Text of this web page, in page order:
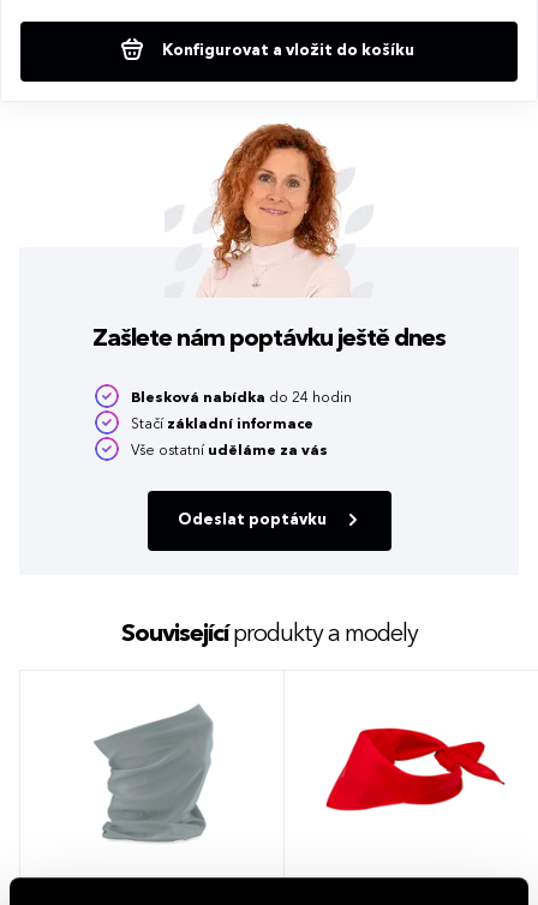
Konfigurovat a vložit do košíku
Zašlete nám poptávku ještě dnes
Blesková nabídka do 24 hodin
Stačí základní informace
Vše ostatní uděláme za vás
Odeslat poptávku
Souvisejícíprodukty a modely